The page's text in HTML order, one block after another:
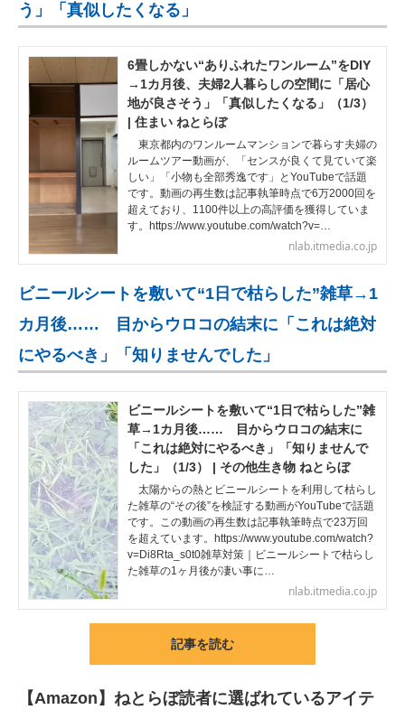
う」「真似したくなる」
6畳しかない“ありふれたワンルーム”をDIY
→1カ月後、夫婦2人暮らしの空間に「居心
地が良さそう」「真似したくなる」（1/3）
| 住まい ねとらぼ
東京都内のワンルームマンションで暮らす夫婦の
ルームツアー動画が、「センスが良くて見ていて楽
しい」「小物も全部秀逸です」とYouTubeで話題
です。動画の再生数は記事執筆時点で6万2000回を
超えており、1100件以上の高評価を獲得していま
す。https://www.youtube.com/watch?v=…
nlab.itmedia.co.jp
ビニールシートを敷いて“1日で枯らした”雑草→1
カ月後…… 目からウロコの結末に「これは絶対
にやるべき」「知りませんでした」
ビニールシートを敷いて“1日で枯らした”雑
草→1カ月後…… 目からウロコの結末に
「これは絶対にやるべき」「知りませんで
した」（1/3） | その他生き物 ねとらぼ
太陽からの熱とビニールシートを利用して枯らし
た雑草の“その後”を検証する動画がYouTubeで話題
です。この動画の再生数は記事執筆時点で23万回
を超えています。https://www.youtube.com/watch?
v=Di8Rta_s0t0雑草対策｜ビニールシートで枯らし
た雑草の1ヶ月後が凄い事に…
nlab.itmedia.co.jp
記事を読む
【Amazon】ねとらぼ読者に選ばれているアイテ